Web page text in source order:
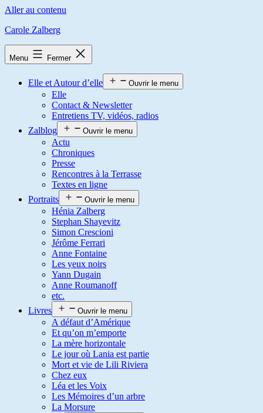
Aller au contenu
Carole Zalberg
Menu Fermer
Elle et Autour d’elle Ouvrir le menu
Elle
Contact & Newsletter
Entretiens TV, vidéos, radios
Zalblog
Ouvrir le menu
Actu
Chroniques
Presse
Rencontres à la Terrasse
Textes en ligne
Portraits
Ouvrir le menu
Hénia Zalberg
Stephan Shayevitz
Simon Crescioni
Jérôme Ferrari
Anne Fontaine
Les yeux noirs
Yann Dugain
Anne Roumanoff
etc.
Livres
Ouvrir le menu
A défaut d’Amérique
Et qu’on m’emporte
La mère horizontale
Le jour où Lania est partie
Mort et vie de Lili Riviera
Chez eux
Léa et les Voix
Les Mémoires d’un arbre
La Morsure